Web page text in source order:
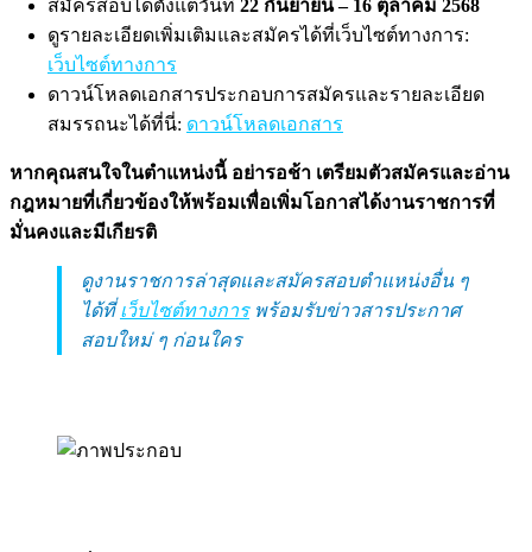
สมัครสอบได้ตั้งแต่วันที่ 22 กันยายน – 16 ตุลาคม 2568
ดูรายละเอียดเพิ่มเติมและสมัครได้ที่เว็บไซต์ทางการ:
เว็บไซต์ทางการ
ดาวน์โหลดเอกสารประกอบการสมัครและรายละเอียด
สมรรถนะได้ที่นี่: ดาวน์โหลดเอกสาร
หากคุณสนใจในตำแหน่งนี้ อย่ารอช้า เตรียมตัวสมัครและอ่าน
กฎหมายที่เกี่ยวข้องให้พร้อมเพื่อเพิ่มโอกาสได้งานราชการที่
มั่นคงและมีเกียรติ
ดูงานราชการล่าสุดและสมัครสอบตำแหน่งอื่น ๆ
ได้ที่เว็บไซต์ทางการพร้อมรับข่าวสารประกาศ
สอบใหม่ ๆ ก่อนใคร